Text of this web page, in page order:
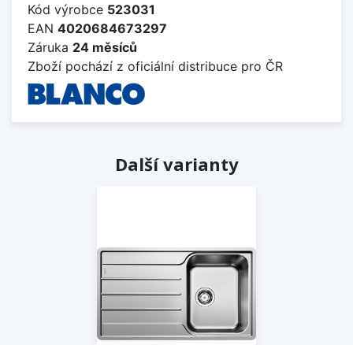
Kód výrobce 523031
EAN 4020684673297
Záruka 24 měsíců
Zboží pochází z oficiální distribuce pro ČR
Další varianty